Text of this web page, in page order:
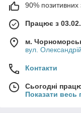
90% позитивних
Працює з
м.
вул.
Контакти
Сьогодні
Показати весь